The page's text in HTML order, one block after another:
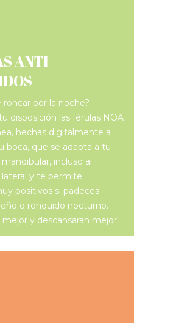
ANTI-
roncar por la noche?
disposición las férulas NOA
hechas digitalmente a
boca, que se adapta a tu
incluso al
y te permite
positivos si padeces
o ronquido nocturno.
mejor y descansaran mejor.